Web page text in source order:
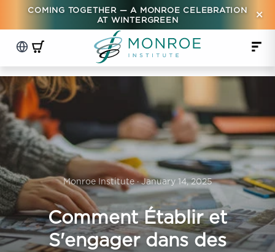
COMING TOGETHER — A MONROE CELEBRATION
AT WINTERGREEN
×
Monroe Institute · January 14, 2025
Comment Établir et
S'engager dans des